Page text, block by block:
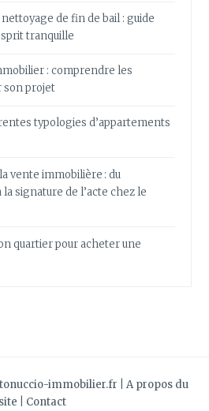
de fin de bail : guide
tranquille
: comprendre les
son projet
typologies d’appartements
vente immobilière : du
signature de l’acte chez le
quartier pour acheter une
immobilier.fr
A propos du
site
Contact